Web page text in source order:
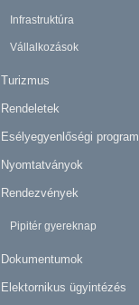
Infrastruktúra
Vállalkozások
Turizmus
Rendeletek
Esélyegyenlőségi program
Nyomtatványok
Rendezvények
Pipitér gyereknap
Dokumentumok
Elektornikus ügyintézés